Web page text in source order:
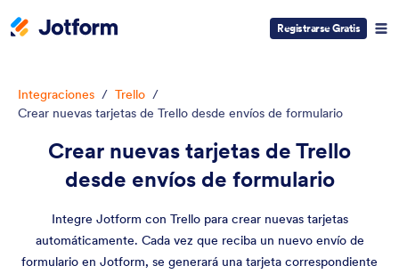
Registrarse Gratis
Integraciones / Trello /
Crear nuevas tarjetas de Trello desde envíos de formulario
Crear nuevas tarjetas de Trello
desde envíos de formulario
Integre Jotform con Trello para crear nuevas tarjetas
automáticamente. Cada vez que reciba un nuevo envío de
formulario en Jotform, se generará una tarjeta correspondiente